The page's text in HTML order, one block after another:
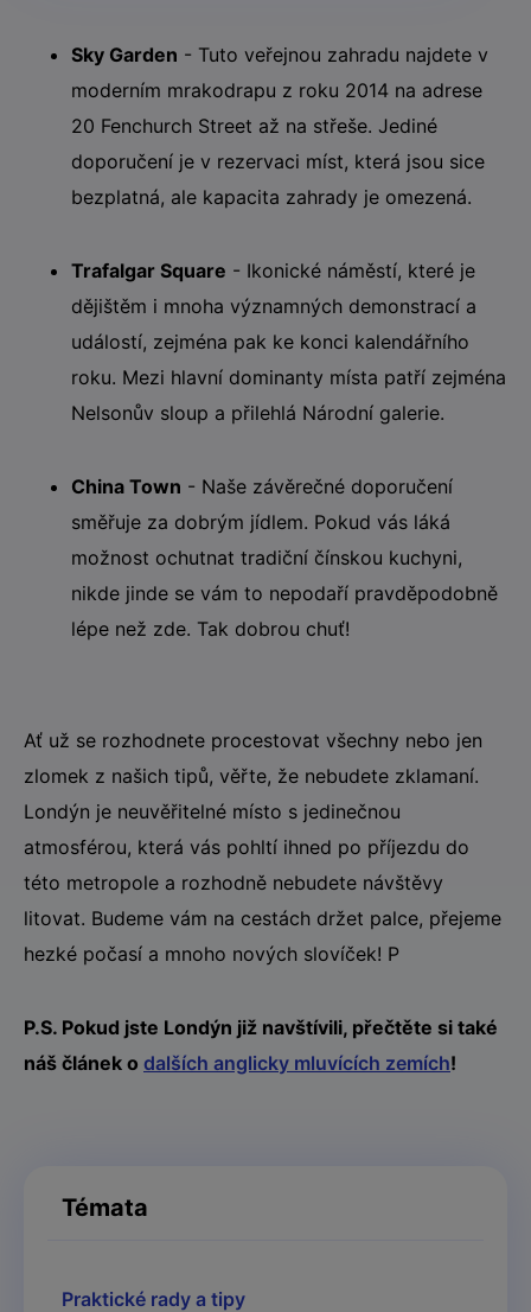
Sky Garden - Tuto veřejnou zahradu najdete v
moderním mrakodrapu z roku 2014 na adrese
20 Fenchurch Street až na střeše. Jediné
doporučení je v rezervaci míst, která jsou sice
bezplatná, ale kapacita zahrady je omezená.
Trafalgar Square - Ikonické náměstí, které je
dějištěm i mnoha významných demonstrací a
událostí, zejména pak ke konci kalendářního
roku. Mezi hlavní dominanty místa patří zejména
Nelsonův sloup a přilehlá Národní galerie.
China Town - Naše závěrečné doporučení
směřuje za dobrým jídlem. Pokud vás láká
možnost ochutnat tradiční čínskou kuchyni,
nikde jinde se vám to nepodaří pravděpodobně
lépe než zde. Tak dobrou chuť!
Ať už se rozhodnete procestovat všechny nebo jen
zlomek z našich tipů, věřte, že nebudete zklamaní.
Londýn je neuvěřitelné místo s jedinečnou
atmosférou, která vás pohltí ihned po příjezdu do
této metropole a rozhodně nebudete návštěvy
litovat. Budeme vám na cestách držet palce, přejeme
hezké počasí a mnoho nových slovíček! P
P.S. Pokud jste Londýn již navštívili, přečtěte si také
náš článek o dalších anglicky mluvících zemích!
Témata
Praktické rady a tipy